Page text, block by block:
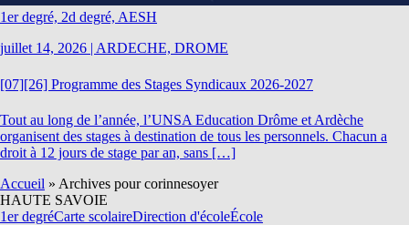
1er degré, 2d degré, AESH
juillet 14, 2026 | ARDECHE, DROME
[07][26] Programme des Stages Syndicaux 2026-2027
Tout au long de l’année, l’UNSA Education Drôme et Ardèche
organisent des stages à destination de tous les personnels. Chacun a
droit à 12 jours de stage par an, sans […]
Accueil » Archives pour corinnesoyer
HAUTE SAVOIE
1er degréCarte scolaireDirection d'écoleÉcole